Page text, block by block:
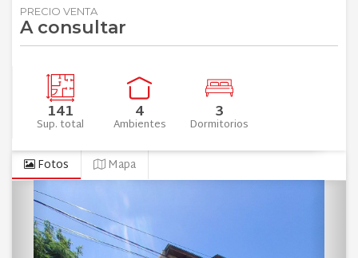
PRECIO VENTA
A consultar
141
Sup. total 4
Ambientes 3
Dormitorios
Fotos Mapa